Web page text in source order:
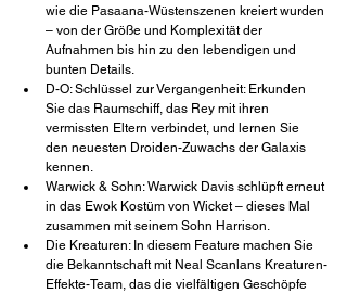
wie die Pasaana-Wüstenszenen kreiert wurden
– von der Größe und Komplexität der
Aufnahmen bis hin zu den lebendigen und
bunten Details.
D-O: Schlüssel zur Vergangenheit: Erkunden
Sie das Raumschiff, das Rey mit ihren
vermissten Eltern verbindet, und lernen Sie
den neuesten Droiden-Zuwachs der Galaxis
kennen.
Warwick & Sohn: Warwick Davis schlüpft erneut
in das Ewok Kostüm von Wicket – dieses Mal
zusammen mit seinem Sohn Harrison.
Die Kreaturen: In diesem Feature machen Sie
die Bekanntschaft mit Neal Scanlans Kreaturen-
Effekte-Team, das die vielfältigen Geschöpfe